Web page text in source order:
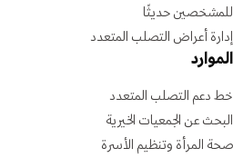
للمشخصين حديثًا
إدارة أعراض التصلب المتعدد
الموارد
خط دعم التصلب المتعدد
البحث عن الجمعيات الخيرية
صحة المرأة وتنظيم الأسرة